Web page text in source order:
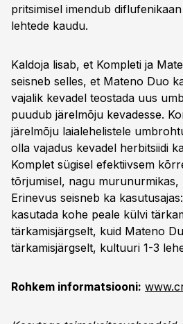
pritsimisel imendub
lehtede kaudu.
Kaldoja lisab, et Kompleti ja
seisneb selles, et Mateno Duo
vajalik kevadel teostada uus
puudub järelmõju kevadesse.
järelmõju laialehelistele
olla vajadus kevadel herbitsiidi
Komplet sügisel efektiivsem
tõrjumisel, nagu murunurmikas,
Erinevus seisneb ka
kasutada kohe peale külvi
tärkamisjärgselt, kuid Mateno
tärkamisjärgselt, kultuuri 1-3
Rohkem informatsiooni: